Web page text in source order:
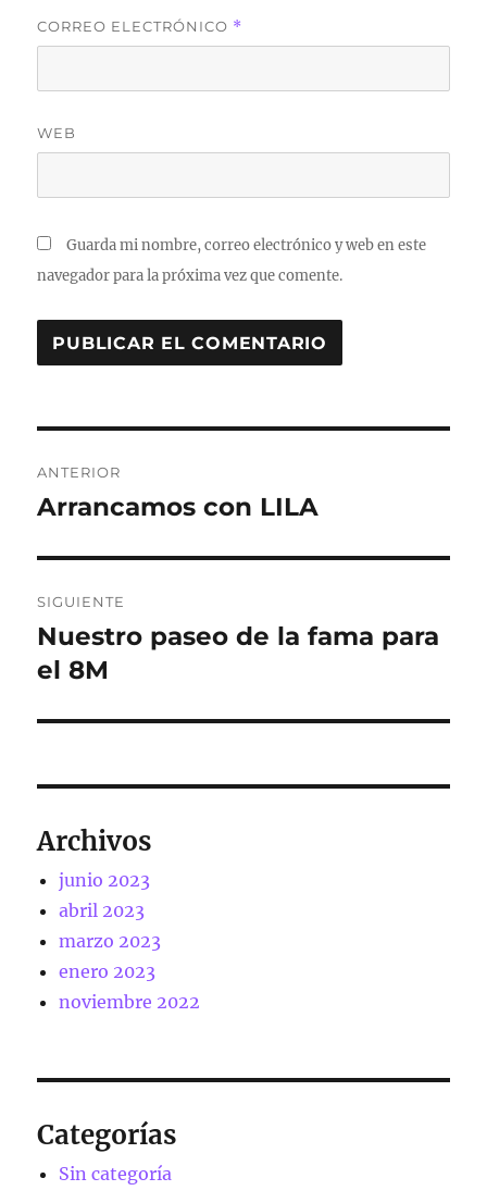
CORREO ELECTRÓNICO *
WEB
Guarda mi nombre, correo electrónico y web en este
navegador para la próxima vez que comente.
de
ANTERIOR
Entrada
Arrancamos con LILA
SIGUIENTE
Entrada
siguiente:
Nuestro paseo de la fama para
el 8M
Archivos
junio 2023
abril 2023
marzo 2023
enero 2023
noviembre 2022
Categorías
Sin categoría